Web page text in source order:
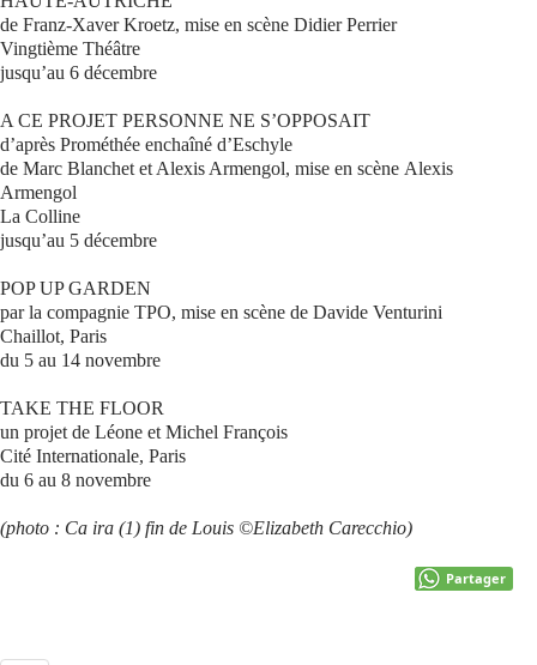
de Franz-Xaver Kroetz, mise en scène Didier Perrier
Vingtième Théâtre
jusqu’au 6 décembre
A CE PROJET PERSONNE NE S’OPPOSAIT
d’après Prométhée enchaîné d’Eschyle
de Marc Blanchet et Alexis Armengol, mise en scène Alexis
Armengol
La Colline
jusqu’au 5 décembre
POP UP GARDEN
par la compagnie TPO, mise en scène de Davide Venturini
Chaillot, Paris
du 5 au 14 novembre
TAKE THE FLOOR
un projet de Léone et Michel François
Cité Internationale, Paris
du 6 au 8 novembre
(photo : Ca ira (1) fin de Louis ©Elizabeth Carecchio)
Partager